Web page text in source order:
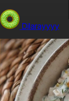
Dilarayyyy